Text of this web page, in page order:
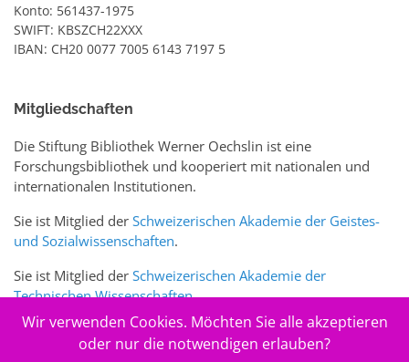
Konto: 561437-1975
SWIFT: KBSZCH22XXX
IBAN: CH20 0077 7005 6143 7197 5
Mitgliedschaften
Die Stiftung Bibliothek Werner Oechslin ist eine
Forschungsbibliothek und kooperiert mit nationalen und
internationalen Institutionen.
Sie ist Mitglied der Schweizerischen Akademie der Geistes-
und Sozialwissenschaften.
Sie ist Mitglied der Schweizerischen Akademie der
Technischen Wissenschaften.
Sie ist zudem Mitglied des Schweizer Portalswww.sciences-
Wir verwenden Cookies. Möchten Sie alle akzeptieren
oder nur die notwendigen erlauben?